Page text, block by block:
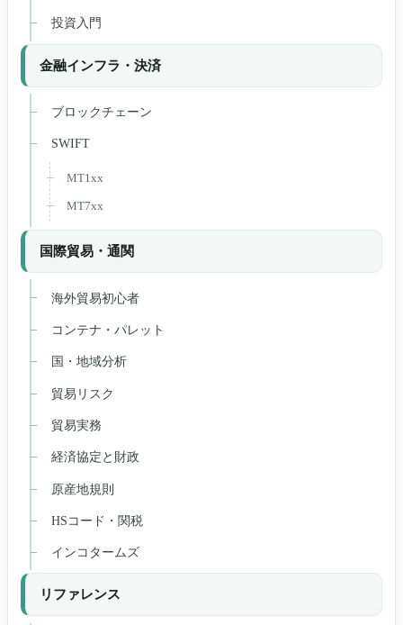
投資入門
金融インフラ・決済
ブロックチェーン
SWIFT
MT1xx
MT7xx
国際貿易・通関
海外貿易初心者
コンテナ・パレット
国・地域分析
貿易リスク
貿易実務
経済協定と財政
原産地規則
HSコード・関税
インコタームズ
リファレンス